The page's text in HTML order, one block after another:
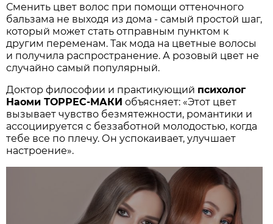
Сменить цвет волос при помощи оттеночного
бальзама не выходя из дома - самый простой шаг,
который может стать отправным пунктом к
другим переменам. Так мода на цветные волосы
и получила распространение. А розовый цвет не
случайно самый популярный.
Доктор философии и практикующий психолог
Наоми ТОРРЕС-МАКИ объясняет: «Этот цвет
вызывает чувство безмятежности, романтики и
ассоциируется с беззаботной молодостью, когда
тебе все по плечу. Он успокаивает, улучшает
настроение».